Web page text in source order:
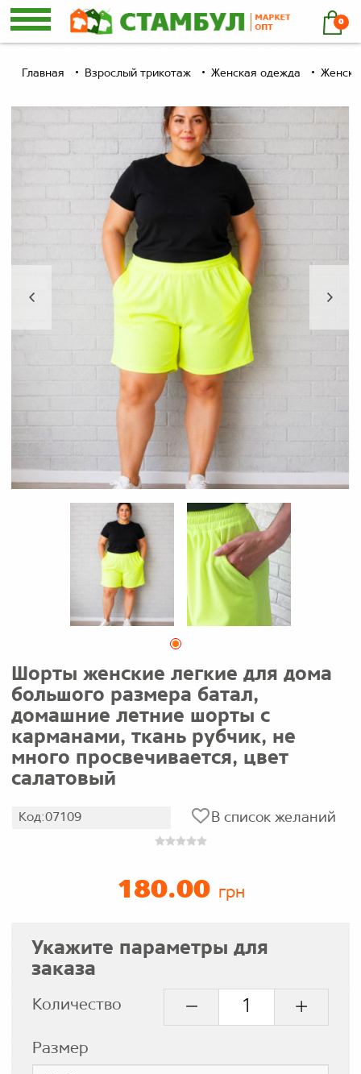
0
Главная Взрослый трикотаж Женская одежда
Шорты женские легкие для дома
большого размера батал,
домашние летние шорты с
карманами, ткань рубчик, не
много просвечивается, цвет
салатовый
Код:07109 В список желаний
180.00 грн
Укажите параметры для
заказа
Количество
Размер